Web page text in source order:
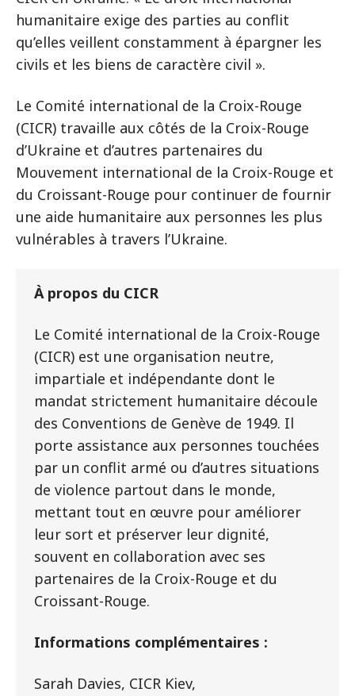
humanitaire exige des parties au conflit
qu’elles veillent constamment à épargner les
civils et les biens de caractère civil ».
Le Comité international de la Croix-Rouge
(CICR) travaille aux côtés de la Croix-Rouge
d’Ukraine et d’autres partenaires du
Mouvement international de la Croix-Rouge et
du Croissant-Rouge pour continuer de fournir
une aide humanitaire aux personnes les plus
vulnérables à travers l’Ukraine.
À propos du CICR
Le Comité international de la Croix-Rouge
(CICR) est une organisation neutre,
impartiale et indépendante dont le
mandat strictement humanitaire découle
des Conventions de Genève de 1949. Il
porte assistance aux personnes touchées
par un conflit armé ou d’autres situations
de violence partout dans le monde,
mettant tout en œuvre pour améliorer
leur sort et préserver leur dignité,
souvent en collaboration avec ses
partenaires de la Croix-Rouge et du
Croissant-Rouge.
Informations complémentaires :
Sarah Davies, CICR Kiev,